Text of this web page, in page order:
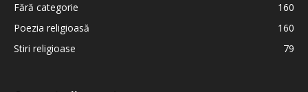
Fără categorie
160
Poezia religioasă
160
Stiri religioase
79